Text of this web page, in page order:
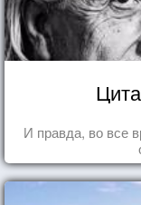
И правда, во все